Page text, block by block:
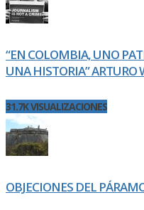
“EN COLOMBIA, UNO
UNA HISTORIA” ARTURO
31.7K VISUALIZACIONES
OBJECIONES DEL